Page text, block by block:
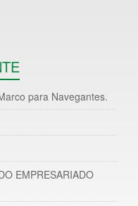
para Navegantes.
EMPRESARIADO